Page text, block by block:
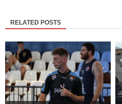
RELATED POSTS